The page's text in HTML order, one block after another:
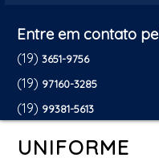
Entre em contato
(19) 3651-9756
(19) 97160-3285
(19) 99381-5613